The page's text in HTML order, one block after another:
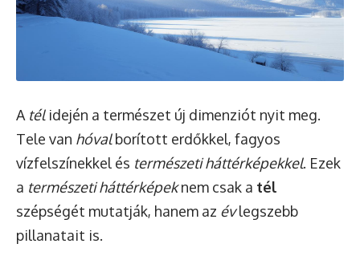
A télidején a természet új dimenziót nyit meg.
Tele van hóvalborított erdőkkel, fagyos
vízfelszínekkel és természeti háttérképekkel. Ezek
a természeti háttérképeknem csak a tél
szépségét mutatják, hanem az évlegszebb
pillanatait is.